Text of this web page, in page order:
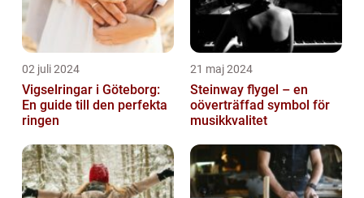
02 juli 2024
Vigselringar i Göteborg:
En guide till den perfekta
ringen
21 maj 2024
Steinway flygel – en
oöverträffad symbol för
musikkvalitet